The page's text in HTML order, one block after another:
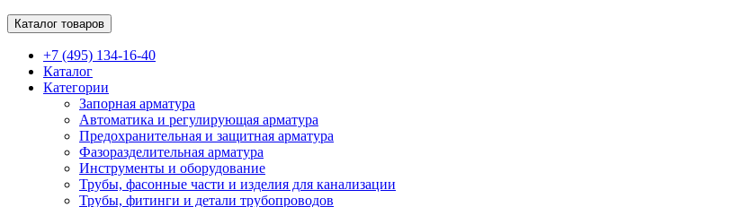
Каталог товаров
+7 (495) 134-16-40
Каталог
Категории
Запорная арматура
Автоматика и регулирующая арматура
Предохранительная и защитная арматура
Фазоразделительная арматура
Инструменты и оборудование
Трубы, фасонные части и изделия для канализации
Трубы, фитинги и детали трубопроводов